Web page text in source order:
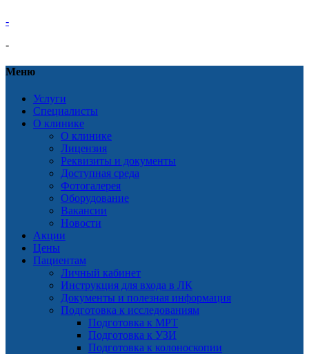
-
-
Меню
Услуги
Специалисты
О клинике
О клинике
Лицензия
Реквизиты и документы
Доступная среда
Фотогалерея
Оборудование
Вакансии
Новости
Акции
Цены
Пациентам
Личный кабинет
Инструкция для входа в ЛК
Документы и полезная информация
Подготовка к исследованиям
Подготовка к МРТ
Подготовка к УЗИ
Подготовка к колоноскопии